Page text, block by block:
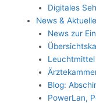
Digitales
News &
News zur
Blog:
PowerLan,